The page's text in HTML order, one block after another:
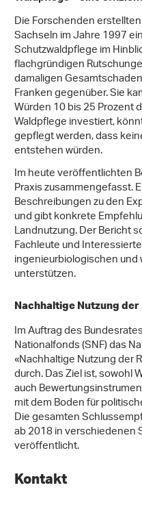
Die Forschenden
Sachseln im Jahre 1997
Schutzwaldpflege im
flachgründigen
damaligen
Franken gegenüber. Sie
Würden 10 bis 25 Prozent
Waldpflege investiert,
gepflegt werden, dass
entstehen würden.
Im heute veröffentlichten
Praxis zusammengefasst.
Beschreibungen zu den
und gibt konkrete
Landnutzung. Der Bericht
Fachleute und
ingenieurbiologischen
unterstützen.
Nachhaltige Nutzung der
Im Auftrag des
Nationalfonds (SNF) das
«Nachhaltige Nutzung der
durch. Das Ziel ist, sowohl
auch
mit dem Boden für
Die gesamten
ab 2018 in
veröffentlicht.
Kontakt